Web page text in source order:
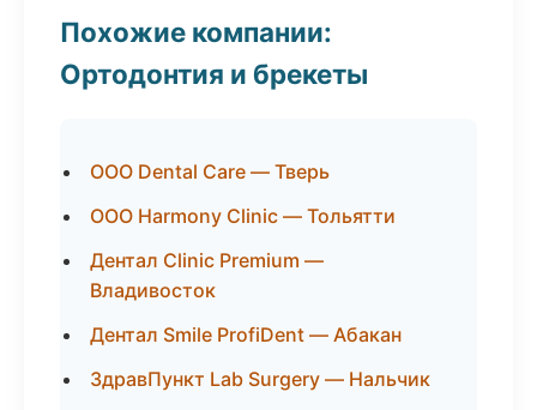
Похожие компании:
Ортодонтия и брекеты
ООО Dental Care — Тверь
ООО Harmony Clinic — Тольятти
Дентал Clinic Premium —
Владивосток
Дентал Smile ProfiDent — Абакан
ЗдравПункт Lab Surgery — Нальчик